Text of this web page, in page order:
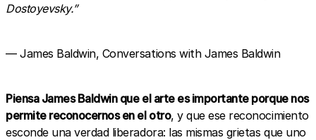
Dostoyevsky.”
― James Baldwin, Conversations with James Baldwin
Piensa James Baldwin que el arte es importante porque nos
permite reconocernos en el otro, y que ese reconocimiento
esconde una verdad liberadora: las mismas grietas que uno